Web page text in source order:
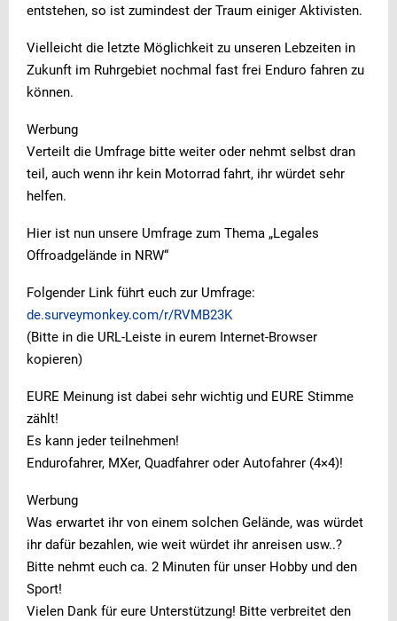
entstehen, so ist zumindest der Traum einiger Aktivisten.
Vielleicht die letzte Möglichkeit zu unseren Lebzeiten in
Zukunft im Ruhrgebiet nochmal fast frei Enduro fahren zu
können.
Werbung
Verteilt die Umfrage bitte weiter oder nehmt selbst dran
teil, auch wenn ihr kein Motorrad fahrt, ihr würdet sehr
helfen.
Hier ist nun unsere Umfrage zum Thema „Legales
Offroadgelände in NRW“
Folgender Link führt euch zur Umfrage:
de.surveymonkey.com/r/RVMB23K
(Bitte in die URL-Leiste in eurem Internet-Browser
kopieren)
EURE Meinung ist dabei sehr wichtig und EURE Stimme
zählt!
Es kann jeder teilnehmen!
Endurofahrer, MXer, Quadfahrer oder Autofahrer (4×4)!
Werbung
Was erwartet ihr von einem solchen Gelände, was würdet
ihr dafür bezahlen, wie weit würdet ihr anreisen usw..?
Bitte nehmt euch ca. 2 Minuten für unser Hobby und den
Sport!
Vielen Dank für eure Unterstützung! Bitte verbreitet den